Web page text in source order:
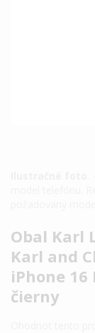
Obal Karl
Karl and
iPhone 16
čierny
Preskočiť
na
začiatok
galérie
obrázkov